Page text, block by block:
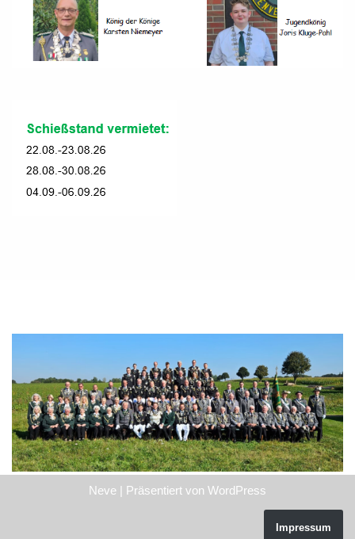
Neve | Präsentiert von WordPress
Impressum